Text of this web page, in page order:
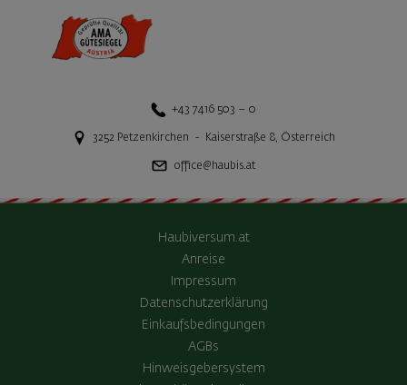
+43 7416 503 – 0
3252 Petzenkirchen - Kaiserstraße 8, Österreich
office@haubis.at
Haubiversum.at
Anreise
Impressum
Datenschutzerklärung
Einkaufsbedingungen
AGBs
Hinweisgebersystem